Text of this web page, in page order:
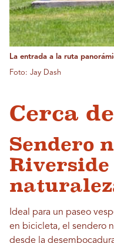
La entrada a la ruta
Foto: Jay Dash
Cerca
Sendero
Riverside
Ideal para un paseo
en bicicleta, el sendero
desde la